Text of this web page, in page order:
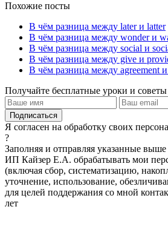
Похожие посты
В чём разница между later и latter
В чём разница между wonder и
В чём разница между social и
В чём разница между give и
В чём разница между agreement
Получайте бесплатные уроки и
Я согласен на обработку своих
?
Заполняя и отправляя указанные
ИП Кайзер Е.А. обрабатывать мои
(включая сбор, систематизацию,
уточнение, использование,
для целей поддержания со мной
лет